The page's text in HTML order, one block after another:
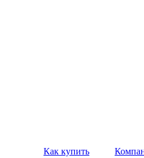
Как купить